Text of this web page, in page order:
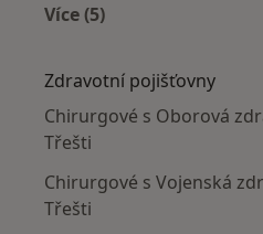
Více (5)
Zdravotní pojišťovny
Chirurgové s Oborová
Třešti
Chirurgové s Vojenská
Třešti